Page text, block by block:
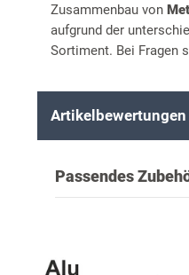
Zusammenbau von
aufgrund der
Sortiment. Bei Fragen
Artikelbewertungen
Passendes